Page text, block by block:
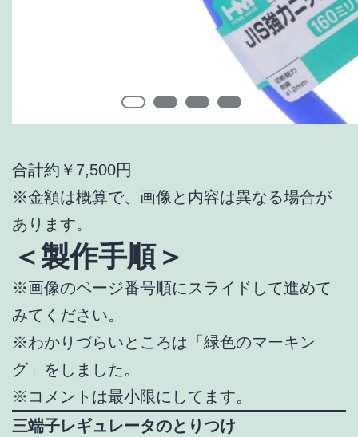
合計約￥7,500円
※金額は概算で、画像と内容は異なる場合が
あります。
＜製作手順＞
※画像のページ番号順にスライドして進めて
みてください。
※わかりづらいところは「緑色のマーキン
グ」をしました。
※コメントは最小限にしてます。
三端子レギュレータのとりつけ